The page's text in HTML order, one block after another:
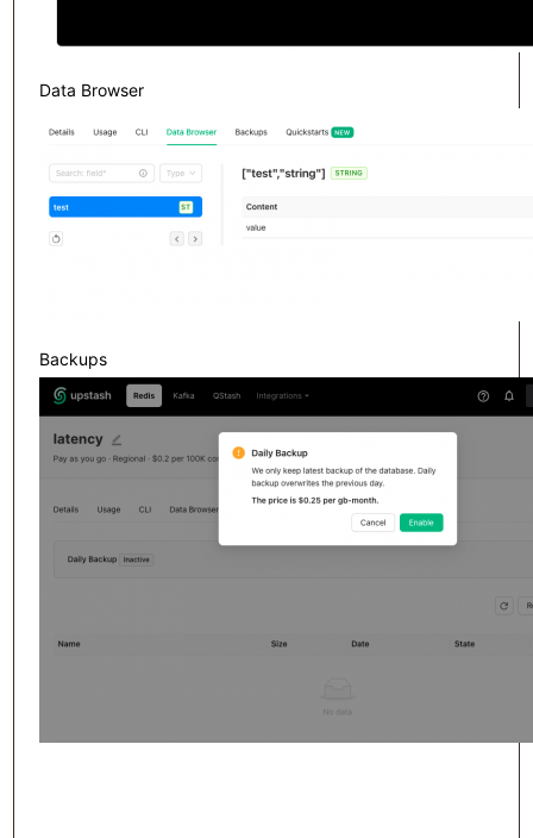
Data Browser
Backups